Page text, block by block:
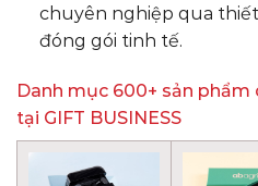
chuyên nghiệp qua
đóng gói tinh tế.
Danh mục 600+ sản
tại GIFT BUSINESS